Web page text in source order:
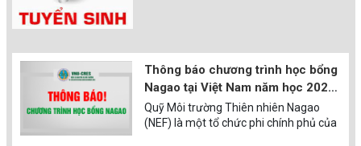
Thông báo chương trình học bổng
Nagao tại Việt Nam năm học 2026-
2027
Quỹ Môi trường Thiên nhiên Nagao
(NEF) là một tổ chức phi chính phủ của